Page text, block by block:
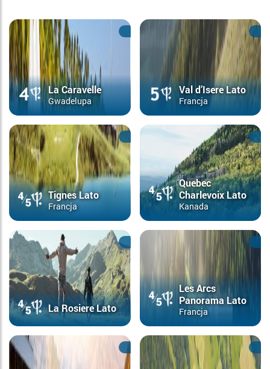
La Caravelle
Gwadelupa
Val d’Isere Lato
Francja
Tignes Lato
Francja
Quebec
Charlevoix Lato
Kanada
La Rosiere Lato
Les Arcs
Panorama Lato
Francja